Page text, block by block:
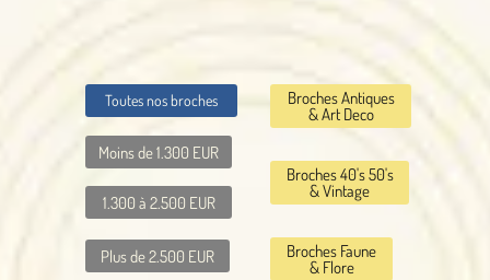
Broches Antiques
& Art Deco
Broches Faune
& Flore
Broches 40's 50's
& Vintage
Toutes nos broches
Moins de 1.300 EUR
Plus de 2.500 EUR
1.300 à 2.500 EUR